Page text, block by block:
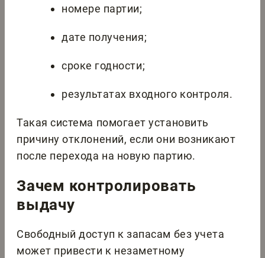
номере партии;
дате получения;
сроке годности;
результатах входного контроля.
Такая система помогает установить
причину отклонений, если они возникают
после перехода на новую партию.
Зачем контролировать
выдачу
Свободный доступ к запасам без учета
может привести к незаметному